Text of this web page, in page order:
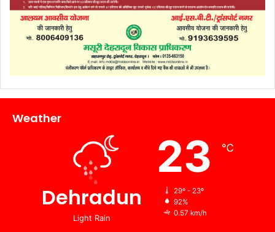
Weather
Dehradun
Light Rain
23 ℃
29º - 23º
92%
0.57 km/h